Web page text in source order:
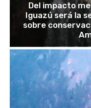
Del impacto
Iguazú será la
sobre